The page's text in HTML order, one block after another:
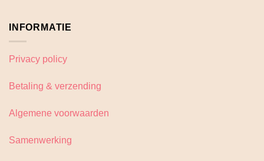
INFORMATIE
Privacy policy
Betaling & verzending
Algemene voorwaarden
Samenwerking